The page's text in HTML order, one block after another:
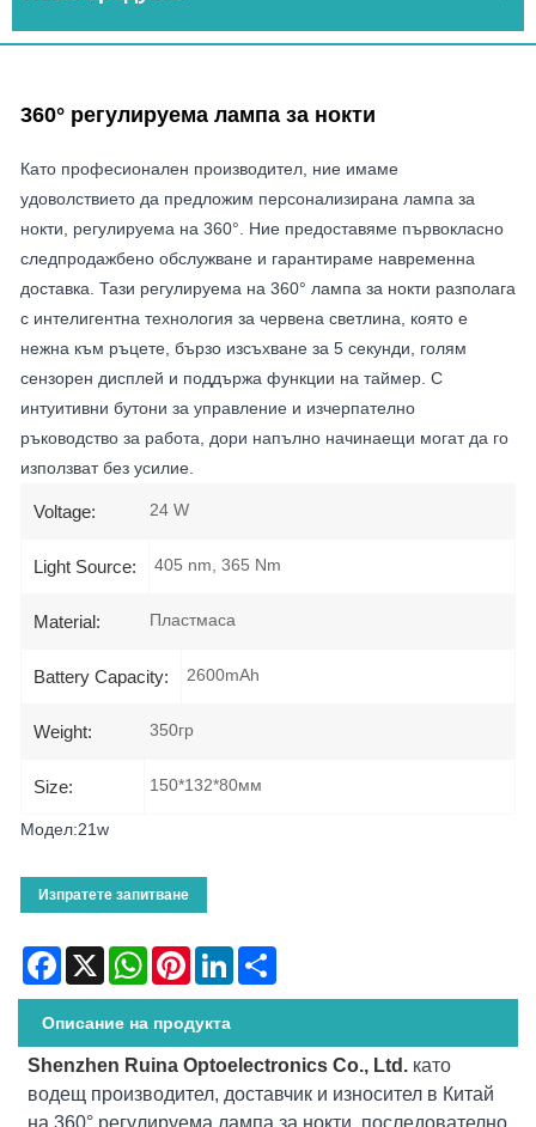
360° регулируема лампа за нокти
Като професионален производител, ние имаме
удоволствието да предложим персонализирана лампа за
нокти, регулируема на 360°. Ние предоставяме първокласно
следпродажбено обслужване и гарантираме навременна
доставка. Тази регулируема на 360° лампа за нокти разполага
с интелигентна технология за червена светлина, която е
нежна към ръцете, бързо изсъхване за 5 секунди, голям
сензорен дисплей и поддържа функции на таймер. С
интуитивни бутони за управление и изчерпателно
ръководство за работа, дори напълно начинаещи могат да го
използват без усилие.
Voltage: 24 W
Light Source: 405 nm, 365 Nm
Material: Пластмаса
Battery Capacity: 2600mAh
Weight: 350гр
Size: 150*132*80мм
Модел:21w
Изпратете запитване
Facebook
X WhatsAppPinterestLinkedIn
Описание на продукта
Shenzhen Ruina Optoelectronics Co., Ltd. като
водещ производител, доставчик и износител в Китай
на 360° регулируема лампа за нокти, последователно